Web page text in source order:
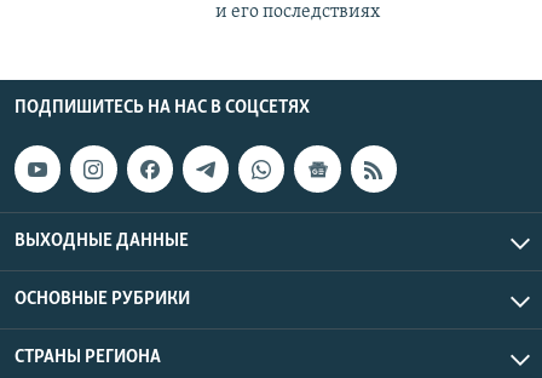
и его последствиях
ПОДПИШИТЕСЬ НА НАС В СОЦСЕТЯХ
ВЫХОДНЫЕ ДАННЫЕ
ОСНОВНЫЕ РУБРИКИ
СТРАНЫ РЕГИОНА